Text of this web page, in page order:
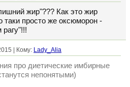
жир"??? Как это жир
просто же оксюморон -
| Кому: Lady_Alia
про диетические имбирные
непонятыми)